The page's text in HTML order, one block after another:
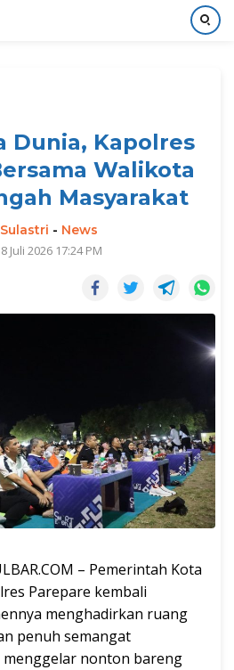
Dunia, Kapolres
Walikota
Masyarakat
- News
Juli 2026 17:24 PM
– Pemerintah Kota
Parepare kembali
menghadirkan ruang
penuh semangat
menggelar nonton bareng